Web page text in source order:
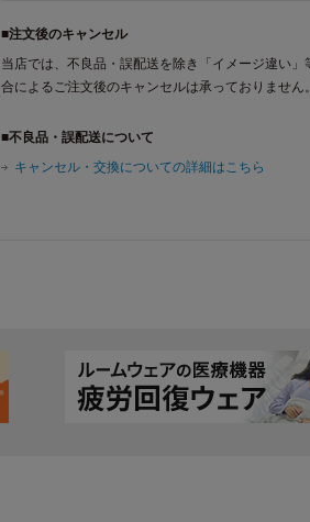
■注文後のキャンセル
当店では、不良品・誤配送を除き「イメージ違い」
合によるご注文後のキャンセルは承っておりません。
■不良品・誤配送について
キャンセル・交換についての詳細はこちら